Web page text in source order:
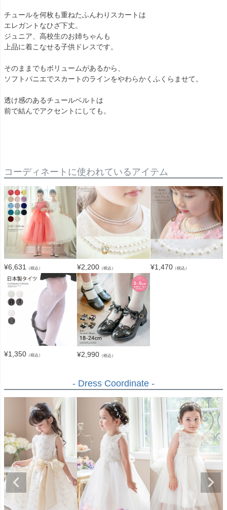
チュールを何枚も重ねたふんわりスカートは
エレガントなひざ下丈。
ジュニア、高校生のお姉ちゃんも
上品に着こなせる子供ドレスです。
そのままでもボリュームがあるから、
ソフトパニエでスカートのラインをやわらかくふくらませて。
透け感のあるチュールベルトは
前で結んでアクセントにしても。
コーディネートに使われているアイテム
¥6,631 （税込） ¥2,200 （税込） ¥1,470（税込）
¥1,350 （税込） ¥2,990 （税込）
- Dress Coordinate -